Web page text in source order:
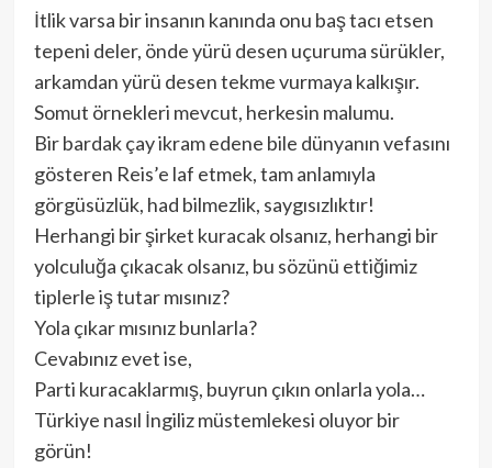
İtlik varsa bir insanın kanında onu baş tacı etsen
tepeni deler, önde yürü desen uçuruma sürükler,
arkamdan yürü desen tekme vurmaya kalkışır.
Somut örnekleri mevcut, herkesin malumu.
Bir bardak çay ikram edene bile dünyanın vefasını
gösteren Reis’e laf etmek, tam anlamıyla
görgüsüzlük, had bilmezlik, saygısızlıktır!
Herhangi bir şirket kuracak olsanız, herhangi bir
yolculuğa çıkacak olsanız, bu sözünü ettiğimiz
tiplerle iş tutar mısınız?
Yola çıkar mısınız bunlarla?
Cevabınız evet ise,
Parti kuracaklarmış, buyrun çıkın onlarla yola…
Türkiye nasıl İngiliz müstemlekesi oluyor bir
görün!